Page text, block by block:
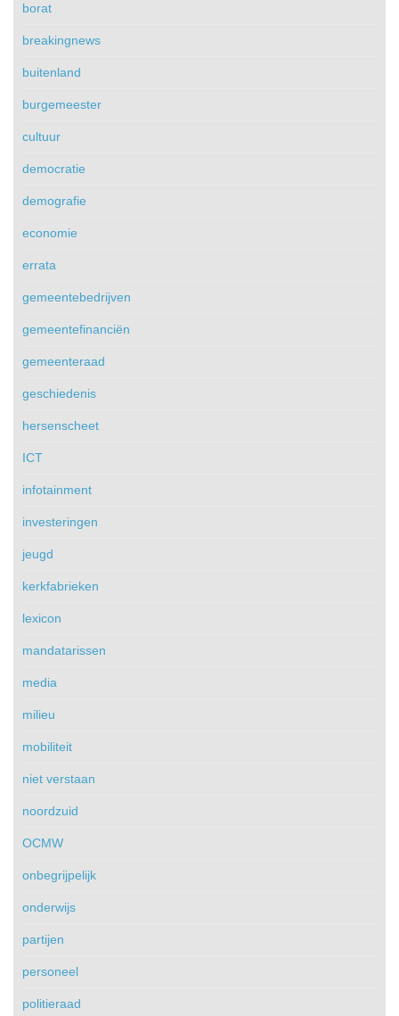
borat
breakingnews
buitenland
burgemeester
cultuur
democratie
demografie
economie
errata
gemeentebedrijven
gemeentefinanciën
gemeenteraad
geschiedenis
hersenscheet
ICT
infotainment
investeringen
jeugd
kerkfabrieken
lexicon
mandatarissen
media
milieu
mobiliteit
niet verstaan
noordzuid
OCMW
onbegrijpelijk
onderwijs
partijen
personeel
politieraad